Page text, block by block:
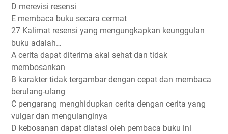
D merevisi resensi
E membaca buku secara cermat
27 Kalimat resensi yang mengungkapkan keunggulan
buku adalah…
A cerita dapat diterima akal sehat dan tidak
membosankan
B karakter tidak tergambar dengan cepat dan membaca
berulang-ulang
C pengarang menghidupkan cerita dengan cerita yang
vulgar dan mengulanginya
D kebosanan dapat diatasi oleh pembaca buku ini